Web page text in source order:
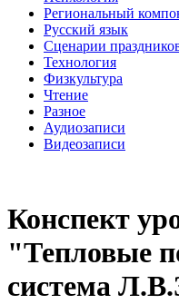
Региональный
Русский язык
Сценарии
Технология
Физкультура
Чтение
Разное
Аудиозаписи
Видеозаписи
Конспект
"Тепловые
система